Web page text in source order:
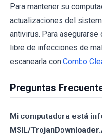
Para mantener su
actualizaciones del
antivirus. Para
libre de infecciones de
escanearla con Combo
Preguntas
Mi computadora está
MSIL/